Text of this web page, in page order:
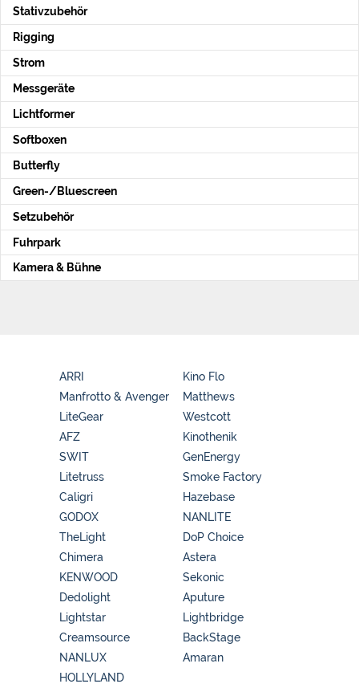
Stativzubehör
Rigging
Strom
Messgeräte
Lichtformer
Softboxen
Butterfly
Green-/Bluescreen
Setzubehör
Fuhrpark
Kamera & Bühne
ARRI
Manfrotto & Avenger
LiteGear
AFZ
SWIT
Litetruss
Caligri
GODOX
Kino Flo
Matthews
Westcott
Kinothenik
GenEnergy
Smoke Factory
Hazebase
NANLITE
TheLight
Chimera
KENWOOD
Dedolight
Lightstar
Creamsource
NANLUX
HOLLYLAND
DoP Choice
Astera
Sekonic
Aputure
Lightbridge
BackStage
Amaran